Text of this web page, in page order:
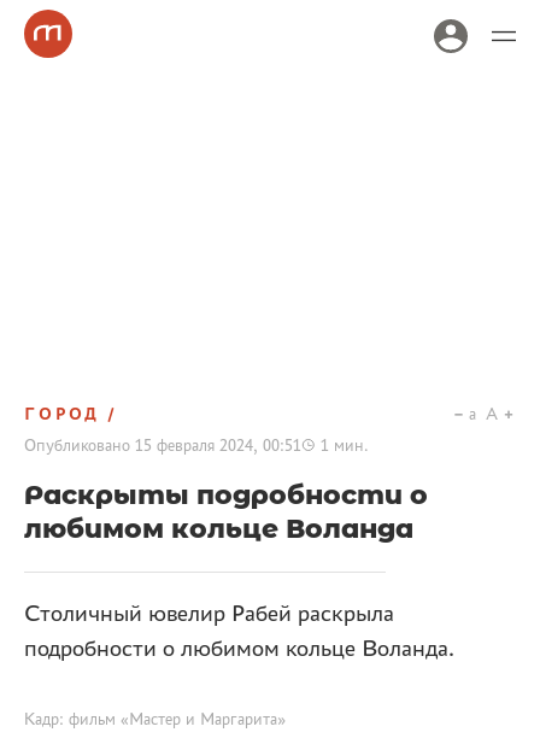
ГОРОД
Опубликовано 15 февраля 2024, 00:51 1 мин.
a A
Раскрыты подробности о
любимом кольце Воланда
Столичный ювелир Рабей раскрыла
подробности о любимом кольце Воланда.
Кадр: фильм «Мастер и Маргарита»